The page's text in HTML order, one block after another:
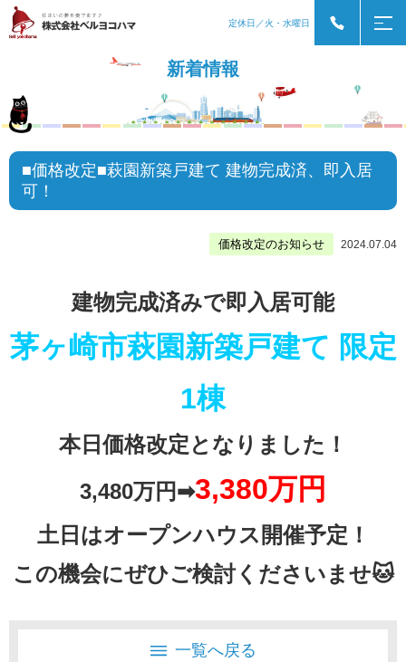
定休日／火・水曜日
新着情報
■価格改定■萩園新築戸建て 建物完成済、即入居
可！
価格改定のお知らせ 2024.07.04
建物完成済みで即入居可能
茅ヶ崎市萩園新築戸建て 限定
1棟
本日価格改定となりました！
3,480万円➡3,380万円
土日はオープンハウス開催予定！
この機会にぜひご検討くださいませ🐱
一覧へ戻る